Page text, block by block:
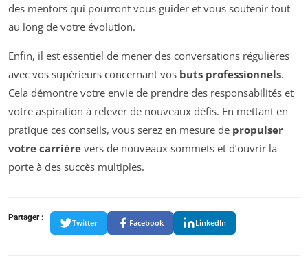
des mentors qui pourront vous guider et vous soutenir tout
au long de votre évolution.
Enfin, il est essentiel de mener des conversations régulières
avec vos supérieurs concernant vos buts professionnels.
Cela démontre votre envie de prendre des responsabilités et
votre aspiration à relever de nouveaux défis. En mettant en
pratique ces conseils, vous serez en mesure de propulser
votre carrière vers de nouveaux sommets et d’ouvrir la
porte à des succès multiples.
Partager :
Twitter Facebook LinkedIn